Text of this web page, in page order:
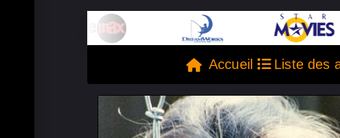
Accueil Liste des